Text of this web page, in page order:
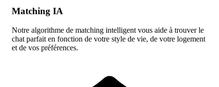
Matching IA
Notre algorithme de matching intelligent vous aide à trouver le
chat parfait en fonction de votre style de vie, de votre logement
et de vos préférences.